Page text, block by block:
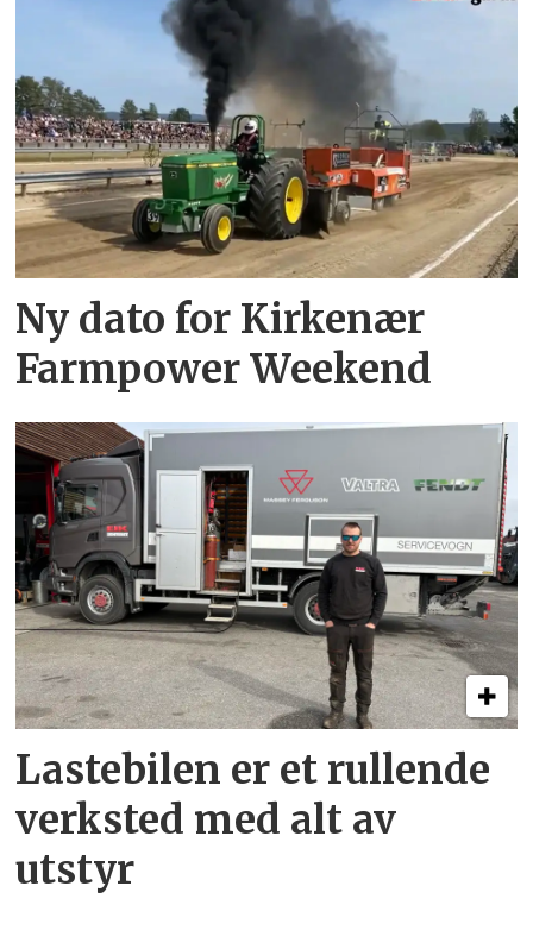
Ny dato for Kirkenær
Farmpower Weekend
Lastebilen er et rullende
verksted med alt av
utstyr